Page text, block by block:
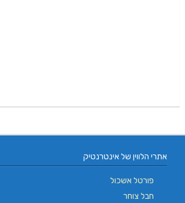
אתרי הלווין של אינטרנטיק
פורטל אשכול
חבל צוחר